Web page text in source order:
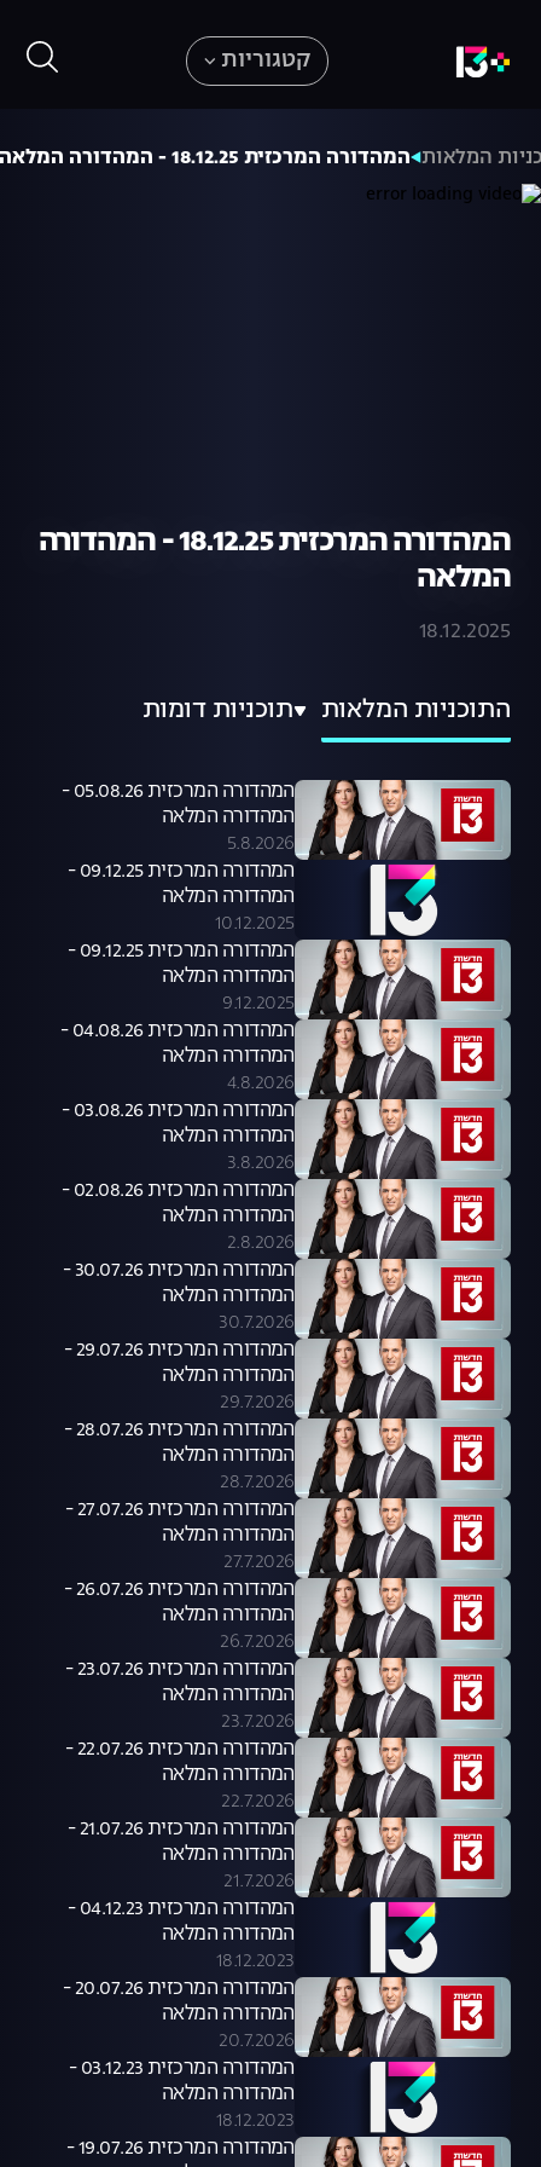
קטגוריות
המלאות המהדורה המרכזית 18.12.25 - המהדורה המלאה
המהדורה המרכזית 18.12.25 - המהדורה
המלאה
18.12.2025
התוכניות המלאות תוכניות דומות
המהדורה המרכזית 05.08.26 -
המהדורה המלאה
5.8.2026
המהדורה המרכזית 09.12.25 -
המהדורה המלאה
10.12.2025
המהדורה המרכזית 09.12.25 -
המהדורה המלאה
9.12.2025
המהדורה המרכזית 04.08.26 -
המהדורה המלאה
4.8.2026
המהדורה המרכזית 03.08.26 -
המהדורה המלאה
3.8.2026
המהדורה המרכזית 02.08.26 -
המהדורה המלאה
2.8.2026
המהדורה המרכזית 30.07.26 -
המהדורה המלאה
30.7.2026
המהדורה המרכזית 29.07.26 -
המהדורה המלאה
29.7.2026
המהדורה המרכזית 28.07.26 -
המהדורה המלאה
28.7.2026
המהדורה המרכזית 27.07.26 -
המהדורה המלאה
27.7.2026
המהדורה המרכזית 26.07.26 -
המהדורה המלאה
26.7.2026
המהדורה המרכזית 23.07.26 -
המהדורה המלאה
23.7.2026
המהדורה המרכזית 22.07.26 -
המהדורה המלאה
22.7.2026
המהדורה המרכזית 21.07.26 -
המהדורה המלאה
21.7.2026
המהדורה המרכזית 04.12.23 -
המהדורה המלאה
18.12.2023
המהדורה המרכזית 20.07.26 -
המהדורה המלאה
20.7.2026
המהדורה המרכזית 03.12.23 -
המהדורה המלאה
18.12.2023
המהדורה המרכזית 19.07.26 -